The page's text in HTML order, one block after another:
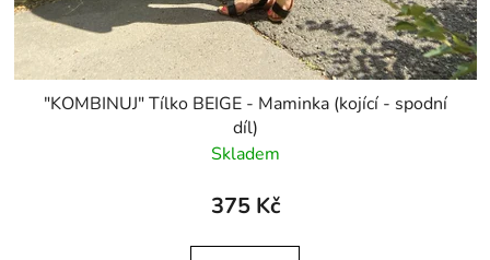
"KOMBINUJ" Tílko BEIGE - Maminka (kojící - spodní
díl)
Skladem
375 Kč